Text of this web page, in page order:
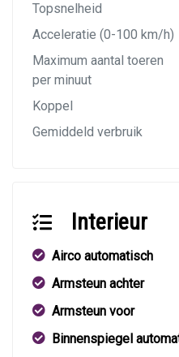
Topsnelheid
Acceleratie (0-100 km/h)
Maximum aantal toeren
per minuut
Koppel
Gemiddeld verbruik
Interieur
Airco automatisch
Armsteun achter
Armsteun voor
Binnenspiegel